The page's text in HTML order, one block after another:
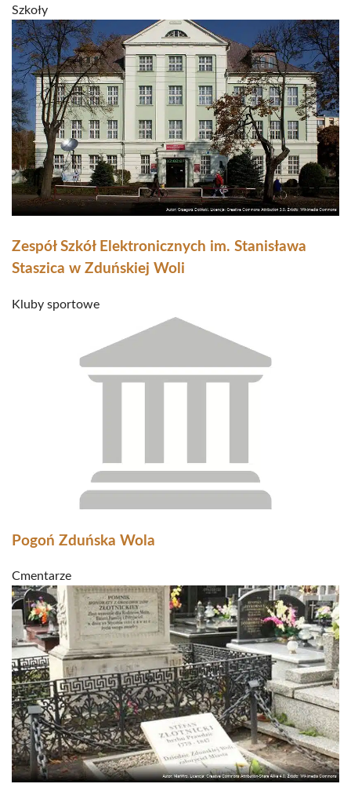
Szkoły
Zespół Szkół Elektronicznych im. Stanisława
Staszica w Zduńskiej Woli
Kluby sportowe
Pogoń Zduńska Wola
Cmentarze